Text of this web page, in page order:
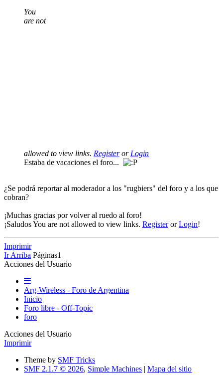
You
are not
allowed to view links. RegisterorLogin
Estaba de vacaciones el foro...
¿Se podrá reportar al moderador a los "rugbiers" del foro y a los que
cobran?
¡Muchas gracias por volver al ruedo al foro!
¡Saludos You are not allowed to view links. RegisterorLogin!
Imprimir
Ir Arriba Páginas1
Acciones del Usuario
Arg-Wireless - Foro de Argentina
Inicio
Foro libre - Off-Topic
foro
Acciones del Usuario
Imprimir
Theme by SMF Tricks
SMF 2.1.7 © 2026, Simple Machines Mapa del sitio